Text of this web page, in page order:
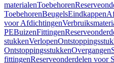
materialenToebehoren
ToebehorenBeugelsEindkappen
voor Afdichtingen
PEBuizenFittingen
stukkenVerlopen
OntstoppingsstukkenOvergangen
fittingenReserveonderdelen voor